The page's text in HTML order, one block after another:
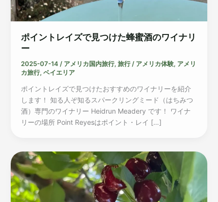
ポイントレイズで見つけた蜂蜜酒のワイナリ
ー
2025-07-14 / アメリカ国内旅行, 旅行/ アメリカ体験, アメリ
カ旅行, ベイエリア
ポイントレイズで見つけたおすすめのワイナリーを紹介
します！ 知る人ぞ知るスパークリングミード（はちみつ
酒）専門のワイナリー Heidrun Meadery です！ ワイナ
リーの場所 Point Reyesはポイント・レイ […]